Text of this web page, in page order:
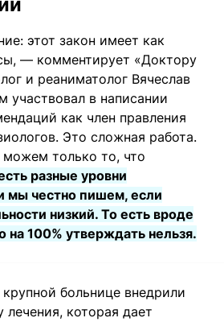
этот закон имеет как
— комментирует «Доктору
и реаниматолог Вячеслав
в написании
как член правления
Это сложная работа.
только то, что
разные уровни
мы честно пишем, если
низкий. То есть вроде
на 100% утверждать нельзя.
больнице внедрили
которая дает